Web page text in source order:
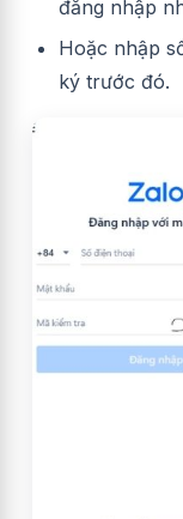
đăng nhập
Hoặc nhập
ký trước đó.